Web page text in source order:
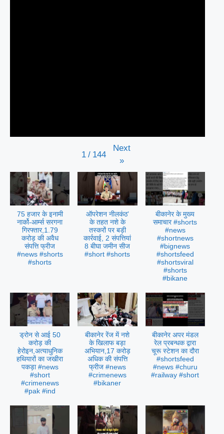
1 / 144
Next
»
75 हजार के इनामी
नार्को-आर्म्स सरगना
गिरफ्तार,1.79
करोड़ की अवैध
संपत्ति फ्रीज
#news #shorts
#shorts
ऑपरेशन नीलकंठ’
के तहत नशे के
तस्करों पर बड़ी
कार्रवाई, 2 संपत्तियां
8 बीघा जमीन सीज
#short #shorts
बीकानेर के मुख्य
समाचार #shorts
#news
#shortnews
#bignews
#shortsfeed
#shortsviral
#shorts
#bikane
ड्रोन से आई 50
करोड़ की
हेरोइन,अत्याधुनिक
हथियारों का जखीरा
पकड़ा #news
#short
#crimenews
#pak #ind
बीकानेर रेंज में नशे
के खिलाफ बड़ा
अभियान,17 करोड़
अधिक की संपत्ति
फ्रीज #news
#crimenews
#bikaner
बीकानेर अपर मंडल
रेल प्रबन्धक द्वारा
चूरू स्टेशन का दौरा
#shortsfeed
#news #churu
#railway #short